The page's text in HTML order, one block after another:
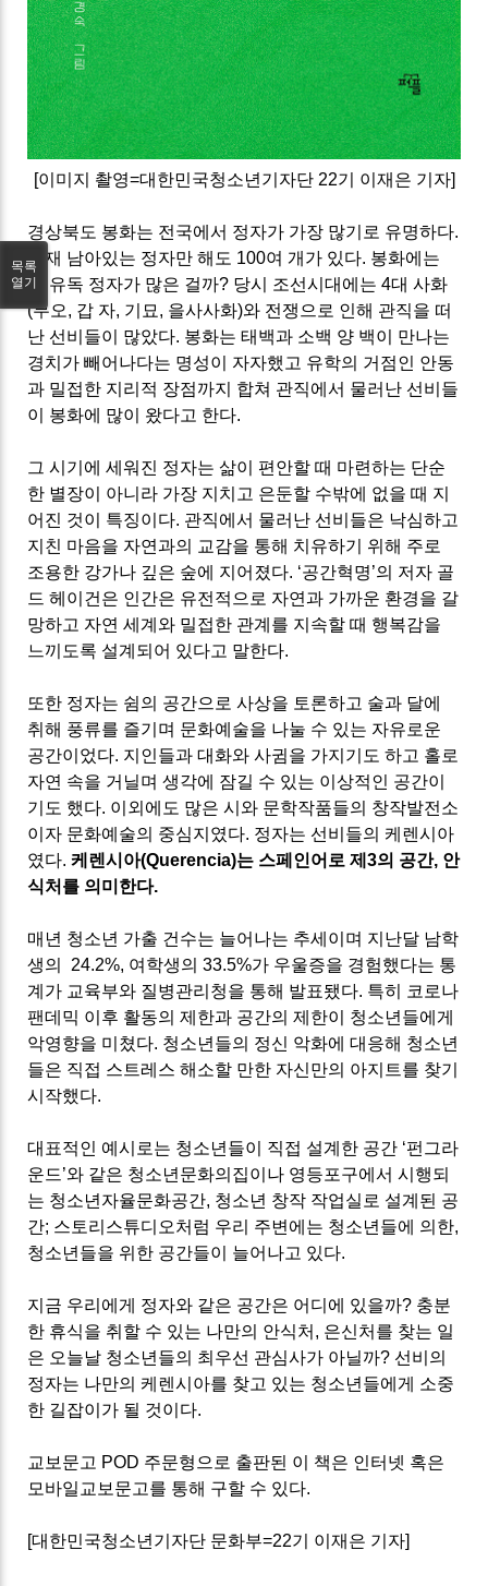
[이미지 촬영=대한민국청소년기자단 22기 이재은 기자]
경상북도 봉화는 전국에서 정자가 가장 많기로 유명하다.
현재 남아있는 정자만 해도 100여 개가 있다. 봉화에는
왜 유독 정자가 많은 걸까? 당시 조선시대에는 4대 사화
(무오, 갑 자, 기묘, 을사사화)와 전쟁으로 인해 관직을 떠
난 선비들이 많았다. 봉화는 태백과 소백 양 백이 만나는
경치가 빼어나다는 명성이 자자했고 유학의 거점인 안동
과 밀접한 지리적 장점까지 합쳐 관직에서 물러난 선비들
이 봉화에 많이 왔다고 한다.
그 시기에 세워진 정자는 삶이 편안할 때 마련하는 단순
한 별장이 아니라 가장 지치고 은둔할 수밖에 없을 때 지
어진 것이 특징이다. 관직에서 물러난 선비들은 낙심하고
지친 마음을 자연과의 교감을 통해 치유하기 위해 주로
조용한 강가나 깊은 숲에 지어졌다. ‘공간혁명’의 저자 골
드 헤이건은 인간은 유전적으로 자연과 가까운 환경을 갈
망하고 자연 세계와 밀접한 관계를 지속할 때 행복감을
느끼도록 설계되어 있다고 말한다.
또한 정자는 쉼의 공간으로 사상을 토론하고 술과 달에
취해 풍류를 즐기며 문화예술을 나눌 수 있는 자유로운
공간이었다. 지인들과 대화와 사귐을 가지기도 하고 홀로
자연 속을 거닐며 생각에 잠길 수 있는 이상적인 공간이
기도 했다. 이외에도 많은 시와 문학작품들의 창작발전소
이자 문화예술의 중심지였다. 정자는 선비들의 케렌시아
였다.케렌시아(Querencia)는 스페인어로 제3의 공간, 안
식처를 의미한다.
매년 청소년 가출 건수는 늘어나는 추세이며 지난달 남학
생의 24.2%, 여학생의 33.5%가 우울증을 경험했다는 통
계가 교육부와 질병관리청을 통해 발표됐다. 특히 코로나
팬데믹 이후 활동의 제한과 공간의 제한이 청소년들에게
악영향을 미쳤다. 청소년들의 정신 악화에 대응해 청소년
들은 직접 스트레스 해소할 만한 자신만의 아지트를 찾기
시작했다.
대표적인 예시로는 청소년들이 직접 설계한 공간 ‘펀그라
운드’와 같은 청소년문화의집이나 영등포구에서 시행되
는 청소년자율문화공간, 청소년 창작 작업실로 설계된 공
간; 스토리스튜디오처럼 우리 주변에는 청소년들에 의한,
청소년들을 위한 공간들이 늘어나고 있다.
지금 우리에게 정자와 같은 공간은 어디에 있을까? 충분
한 휴식을 취할 수 있는 나만의 안식처, 은신처를 찾는 일
은 오늘날 청소년들의 최우선 관심사가 아닐까? 선비의
정자는 나만의 케렌시아를 찾고 있는 청소년들에게 소중
한 길잡이가 될 것이다.
교보문고 POD 주문형으로 출판된 이 책은 인터넷 혹은
모바일교보문고를 통해 구할 수 있다.
[대한민국청소년기자단 문화부=22기 이재은 기자]
목록
열기